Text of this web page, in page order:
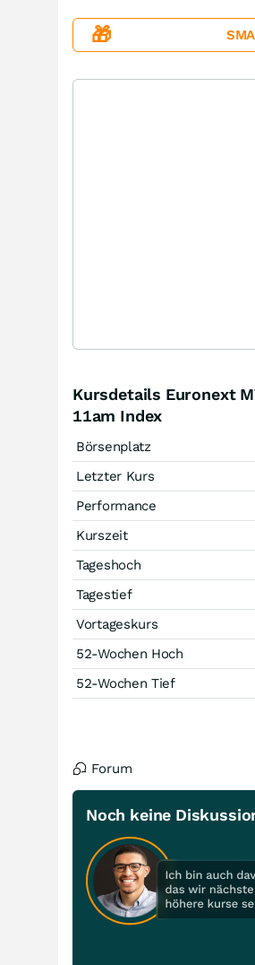
🎁
Kursdetails Euronext
11am Index
Börsenplatz
Letzter Kurs
Performance
Kurszeit
Tageshoch
Tagestief
Vortageskurs
52-Wochen Hoch
52-Wochen Tief
Forum
Noch keine